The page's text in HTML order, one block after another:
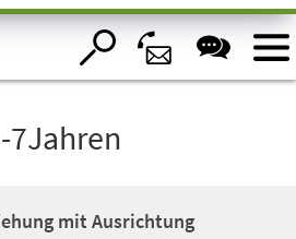
7Jahren
mit Ausrichtung